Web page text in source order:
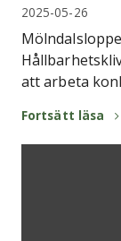
2025-05-26
att arbeta
Fortsätt läsa